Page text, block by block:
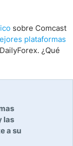
sobre Comcast
plataformas
¿Qué
las
a su